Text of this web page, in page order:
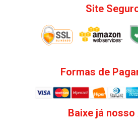
Site
Formas de
Baixe já nosso